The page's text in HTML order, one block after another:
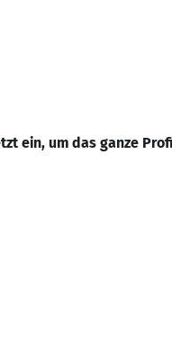
ein, um das ganze